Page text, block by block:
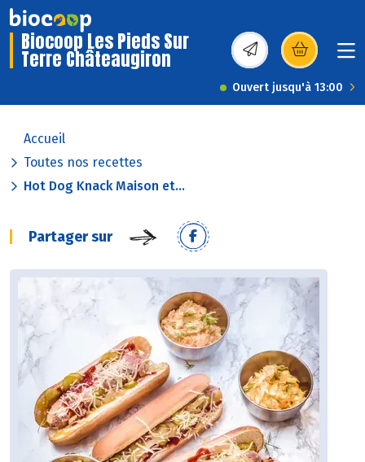
Biocoop Les Pieds Sur
Terre Châteaugiron (s’ouvre dans une
Ouvert jusqu'à 13:00
Accueil
Toutes nos recettes
Hot Dog Knack Maison et...
Partager sur